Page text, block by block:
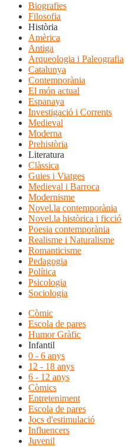
Biografies
Filosofia
Història
Amèrica
Antiga
Arqueologia i Paleografia
Catalunya
Contemporània
El món actual
Espanaya
Investigació i Corrents
Medieval
Moderna
Prehistòria
Literatura
Clàssica
Guies i Viatges
Medieval i Barroca
Modernisme
Novel.la contemporània
Novel.la històrica i ficció
Poesia contemporània
Realisme i Naturalisme
Romanticisme
Pedagogia
Política
Psicologia
Sociologia
Còmic
Escola de pares
Humor Gràfic
Infantil
0 - 6 anys
12 - 18 anys
6 - 12 anys
Còmics
Entreteniment
Escola de pares
Jocs d'estimulació
Influencers
Juvenil